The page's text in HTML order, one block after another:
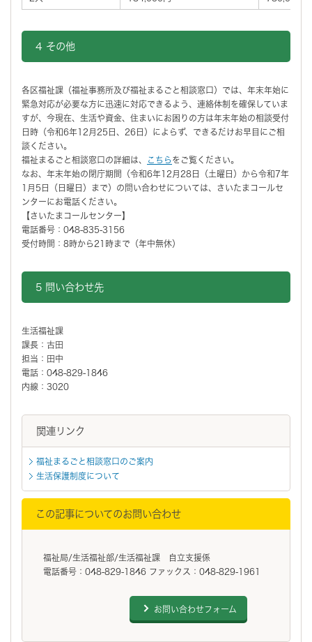
4 その他
各区福祉課（福祉事務所及び福祉まるごと相談窓口）では、年末年始に
緊急対応が必要な方に迅速に対応できるよう、連絡体制を確保していま
すが、今現在、生活や資金、住まいにお困りの方は年末年始の相談受付
日時（令和6年12月25日、26日）によらず、できるだけお早目にご相
談ください。
福祉まるごと相談窓口の詳細は、
こちら をご覧ください。
なお、年末年始の閉庁期間（令和6年12月28日（土曜日）から令和7年
1月5日（日曜日）まで）の問い合わせについては、さいたまコールセ
ンターにお電話ください。
【さいたまコールセンター】
電話番号：048-835-3156
受付時間：8時から21時まで（年中無休）
5 問い合わせ先
生活福祉課
課長：古田
担当：田中
電話：048-829-1846
内線：3020
関連リンク
福祉まるごと相談窓口のご案内
生活保護制度について
この記事についてのお問い合わせ
福祉局/生活福祉部/生活福祉課 自立支援係
電話番号：048-829-1846 ファックス：048-829-1961
お問い合わせフォーム